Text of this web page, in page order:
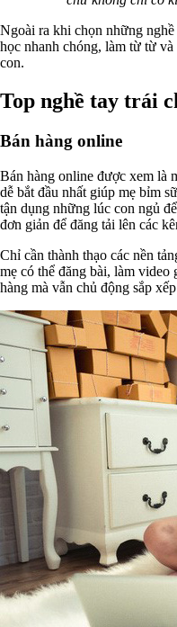
Ngoài ra khi chọn những
học nhanh chóng, làm từ từ
con.
Top nghề tay trái
Bán hàng online
Bán hàng online được xem là
dễ bắt đầu nhất giúp mẹ bỉm
tận dụng những lúc con ngủ
đơn giản để đăng tải lên các
Chỉ cần thành thạo các nền
mẹ có thể đăng bài, làm video
hàng mà vẫn chủ động sắp